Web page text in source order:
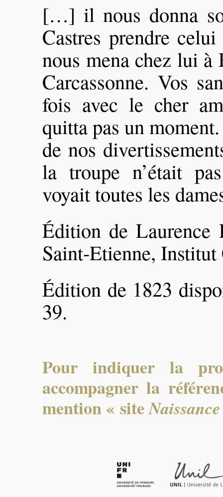
[…] il nous donna
Castres prendre
nous mena chez lui à
Carcassonne. Vos
fois avec le cher
quitta pas un
de nos
la troupe n’était
voyait toutes les
Édition de Laurence
Saint-Etienne,
Édition de 1823
39.
Pour indiquer la
accompagner la
mention « site